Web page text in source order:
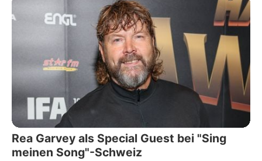
Rea Garvey als Special Guest bei "Sing
meinen Song"-Schweiz